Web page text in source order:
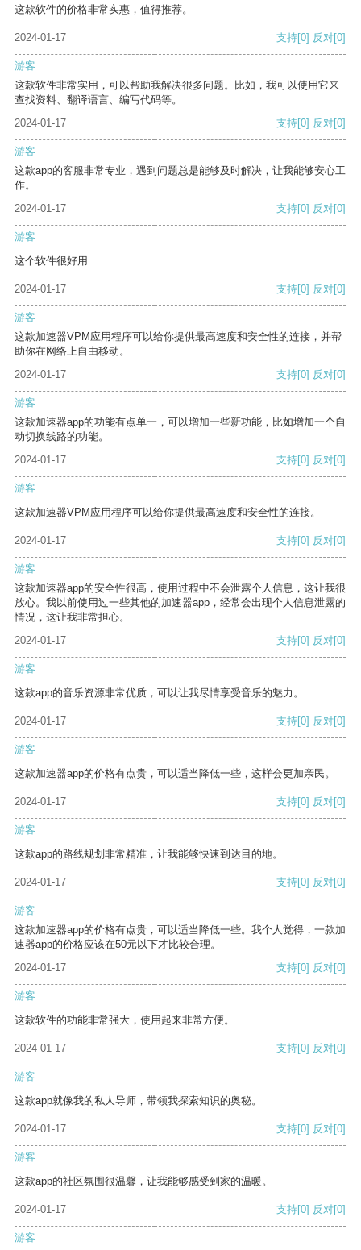
这款软件的价格非常实惠，值得推荐。
2024-01-17 支持[0] 反对[0]
游客
这款软件非常实用，可以帮助我解决很多问题。比如，我可以使用它来
查找资料、翻译语言、编写代码等。
2024-01-17
支持[0] 反对[0]
游客
这款app的客服非常专业，遇到问题总是能够及时解决，让我能够安心工
作。
2024-01-17
支持[0] 反对[0]
游客
这个软件很好用
2024-01-17 支持[0] 反对[0]
游客
这款加速器VPM应用程序可以给你提供最高速度和安全性的连接，并帮
助你在网络上自由移动。
2024-01-17
支持[0] 反对[0]
游客
这款加速器app的功能有点单一，可以增加一些新功能，比如增加一个自
动切换线路的功能。
2024-01-17
支持[0] 反对[0]
游客
这款加速器VPM应用程序可以给你提供最高速度和安全性的连接。
2024-01-17 支持[0] 反对[0]
游客
这款加速器app的安全性很高，使用过程中不会泄露个人信息，这让我很
放心。我以前使用过一些其他的加速器app，经常会出现个人信息泄露的
情况，这让我非常担心。
2024-01-17
支持[0] 反对[0]
游客
这款app的音乐资源非常优质，可以让我尽情享受音乐的魅力。
2024-01-17 支持[0] 反对[0]
游客
这款加速器app的价格有点贵，可以适当降低一些，这样会更加亲民。
2024-01-17 支持[0] 反对[0]
游客
这款app的路线规划非常精准，让我能够快速到达目的地。
2024-01-17 支持[0] 反对[0]
游客
这款加速器app的价格有点贵，可以适当降低一些。我个人觉得，一款加
速器app的价格应该在50元以下才比较合理。
2024-01-17
支持[0] 反对[0]
游客
这款软件的功能非常强大，使用起来非常方便。
2024-01-17 支持[0] 反对[0]
游客
这款app就像我的私人导师，带领我探索知识的奥秘。
2024-01-17 支持[0] 反对[0]
游客
这款app的社区氛围很温馨，让我能够感受到家的温暖。
2024-01-17 支持[0] 反对[0]
游客